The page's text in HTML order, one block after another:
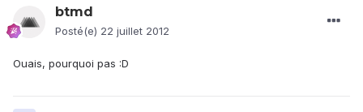
btmd
Posté(e) 22 juillet 2012
Ouais, pourquoi pas :D